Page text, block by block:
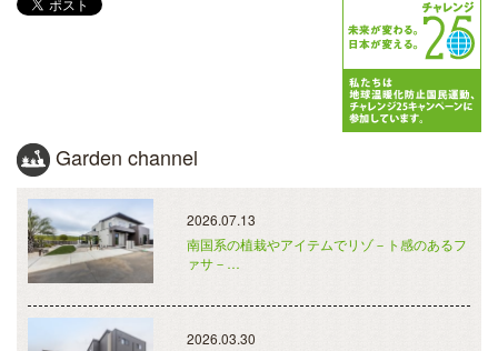
Garden channel
2026.07.13
南国系の植栽やアイテムでリゾ－ト感のあるフ
ァサ－…
2026.03.30